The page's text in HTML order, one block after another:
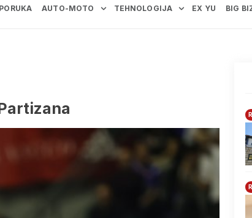
AUTO-MOTO TEHNOLOGIJA EX YU BIG